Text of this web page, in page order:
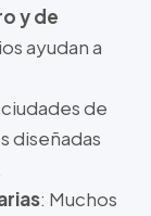
y de
ayudan a
ciudades de
diseñadas
: Muchos